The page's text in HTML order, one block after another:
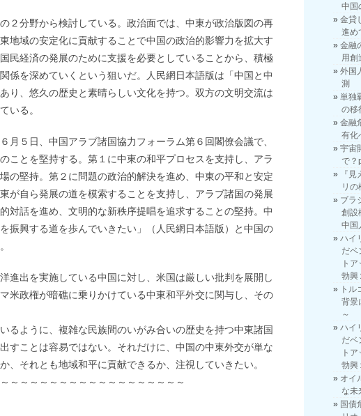
２分野から検討している。政治面では、中東が政治版図の再
地域の安定化に貢献することで中国の政治的影響力を拡大す
民経済の発展のために支援を必要としていることから、積極
係を深めていくという狙いだ。人民網日本語版は「中国と中
り、悠久の歴史と素晴らしい文化を持つ。双方の文明交流は
いる。
月５日、中国アラブ諸国協力フォーラム第６回閣僚会議で、
ことを堅持する。第１に中東の和平プロセスを支持し、アラ
の堅持。第２に問題の政治的解決を進め、中東の平和と安定
が自ら発展の道を模索することを支持し、アラブ諸国の発展
対話を進め、文明的な新秩序提唱を追求することの堅持。中
振興する道を歩んでいきたい」（人民網日本語版）と中国の
進出を実施している中国に対し、米国は厳しい批判を展開し
米政権が暗礁に乗りかけている中東和平外交に関与し、その
るように、複雑な民族間のいがみ合いの歴史を持つ中東諸国
すことは容易ではない。それだけに、中国の中東外交が単な
、それとも地域和平に貢献できるか、注視していきたい。
～～～～～～～～～～～～～～～～～～
中国
金貸
進め
金融
用創
外国
測
単独
の移
金融
有化
宇宙
で？
『
リ
ブラ
創設
中国
ハイ
だベ
ト
勃興
ト
背景
～
ハイ
だベ
ト
勃興
オイ
な未
国債